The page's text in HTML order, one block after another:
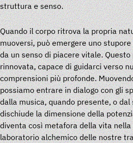
struttura e senso.
Quando il corpo ritrova la propria
muoversi, può emergere uno
da un senso di piacere vitale.
rinnovata, capace di guidarci verso
comprensioni più profonde.
possiamo entrare in dialogo con gli
dalla musica, quando presente, o dal
dischiude la dimensione della
diventa così metafora della vita nella
laboratorio alchemico delle nostre